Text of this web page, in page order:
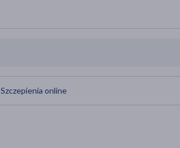
Szczepienia online